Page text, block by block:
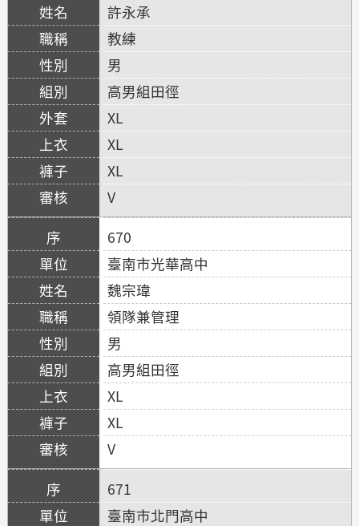
許永承
教練
男
高男組田徑
XL
XL
XL
V
670
臺南市光華高中
魏宗瑋
領隊兼管理
男
高男組田徑
XL
XL
V
671
臺南市北門高中